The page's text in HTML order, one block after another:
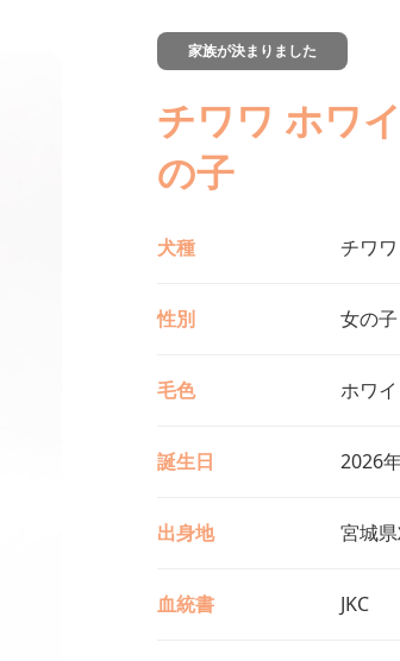
家族が決まりました
チワワ ホワ
の子
犬種 チワワ
性別 女の子
毛色 ホワ
誕生日 2026
出身地 宮城
血統書 JKC